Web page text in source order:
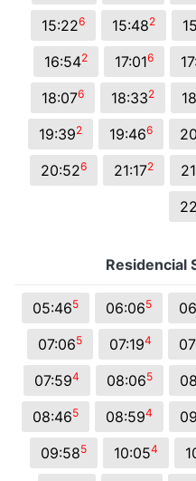
15:226 15:482
16:542 17:016
18:076 18:332
19:392 19:466
20:526 21:172
Residencial
05:465 06:065
07:065 07:194
07:594 08:065
08:465 08:594
09:585 10:054